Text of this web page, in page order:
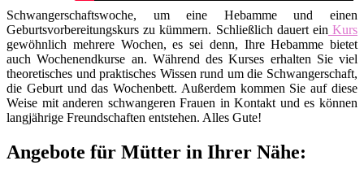
Schwangerschaftswoche, um eine Hebamme und einen
Geburtsvorbereitungskurs zu kümmern. Schließlich dauert ein Kurs
gewöhnlich mehrere Wochen, es sei denn, Ihre Hebamme bietet
auch Wochenendkurse an. Während des Kurses erhalten Sie viel
theoretisches und praktisches Wissen rund um die Schwangerschaft,
die Geburt und das Wochenbett. Außerdem kommen Sie auf diese
Weise mit anderen schwangeren Frauen in Kontakt und es können
langjährige Freundschaften entstehen. Alles Gute!
Angebote für Mütter in Ihrer Nähe: